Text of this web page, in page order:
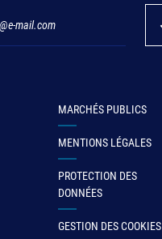
MARCHÉS PUBLICS
MENTIONS LÉGALES
PROTECTION DES
DONNÉES
GESTION DES COOKIES